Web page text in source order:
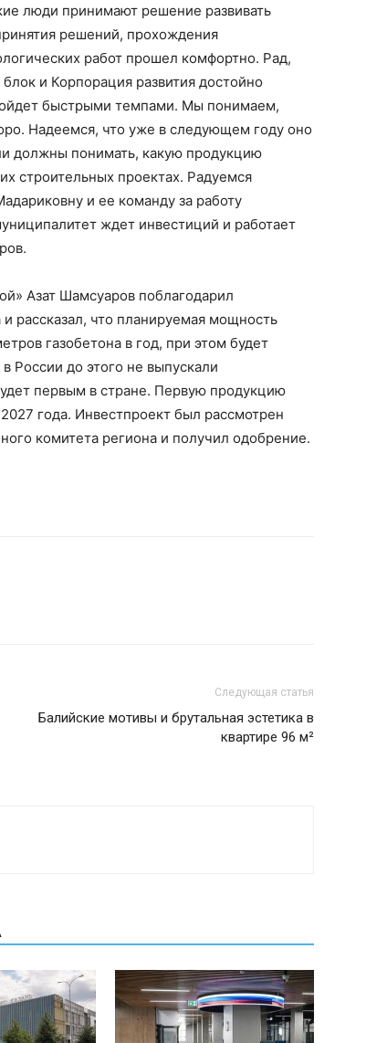
люди принимают решение развивать
решений, прохождения
работ прошел комфортно. Рад,
и Корпорация развития достойно
быстрыми темпами. Мы понимаем,
Надеемся, что уже в следующем году оно
должны понимать, какую продукцию
строительных проектах. Радуемся
и ее команду за работу
ждет инвестиций и работает
Азат Шамсуаров поблагодарил
рассказал, что планируемая мощность
газобетона в год, при этом будет
России до этого не выпускали
первым в стране. Первую продукцию
года. Инвестпроект был рассмотрен
комитета региона и получил одобрение.
Следующая статья
Балийские мотивы и брутальная эстетика в
квартире 96 м²